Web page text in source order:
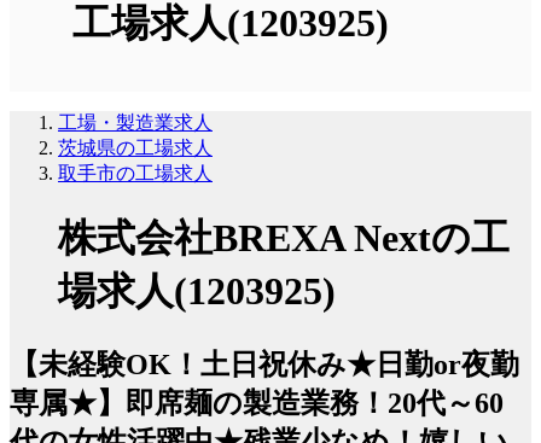
工場求人(1203925)
工場・製造業求人
茨城県の工場求人
取手市の工場求人
株式会社BREXA Nextの工
場求人(1203925)
【未経験OK！土日祝休み★日勤or夜勤
専属★】即席麺の製造業務！20代～60